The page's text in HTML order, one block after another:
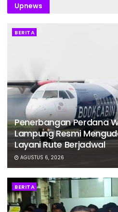
Upnews
BERITA
Penerbangan Perdana
Lampung Resmi
Layani Rute Berjadwal
AGUSTUS 6, 2026
BERITA